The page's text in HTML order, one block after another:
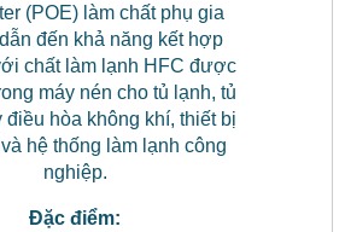
(POE) làm chất phụ gia
đến khả năng kết hợp
chất làm lạnh HFC được
máy nén cho tủ lạnh, tủ
điều hòa không khí, thiết bị
hệ thống làm lạnh công
nghiệp.
Đặc điểm: